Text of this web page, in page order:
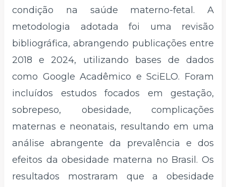
condição na saúde materno-fetal. A
metodologia adotada foi uma revisão
bibliográfica, abrangendo publicações entre
2018 e 2024, utilizando bases de dados
como Google Acadêmico e SciELO. Foram
incluídos estudos focados em gestação,
sobrepeso, obesidade, complicações
maternas e neonatais, resultando em uma
análise abrangente da prevalência e dos
efeitos da obesidade materna no Brasil. Os
resultados mostraram que a obesidade